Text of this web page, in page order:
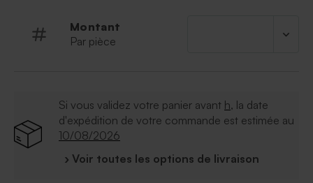
Montant
Par pièce
Si vous validez votre panier avant h, la date
d'expédition de votre commande est estimée au
10/08/2026
› Voir toutes les options de livraison